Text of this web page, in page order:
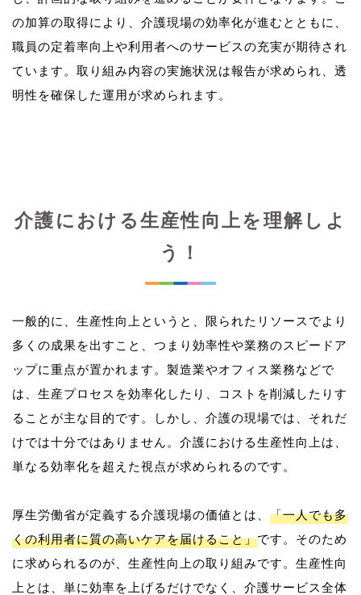
の加算の取得により、介護現場の効率化が進むとともに、
職員の定着率向上や利用者へのサービスの充実が期待され
ています。取り組み内容の実施状況は報告が求められ、透
介護における生産性向上を理解しよ
う！
一般的に、生産性向上というと、限られたリソースでより
多くの成果を出すこと、つまり効率性や業務のスピードア
ップに重点が置かれます。製造業やオフィス業務などで
は、生産プロセスを効率化したり、コストを削減したりす
ることが主な目的です。しかし、介護の現場では、それだ
けでは十分ではありません。介護における生産性向上は、
単なる効率化を超えた視点が求められるのです。
厚生労働省が定義する介護現場の価値とは、 「一人でも多
くの利用者に質の高いケアを届けること」です。そのため
に求められるのが、生産性向上の取り組みです。生産性向
上とは、単に効率を上げるだけでなく、介護サービス全体